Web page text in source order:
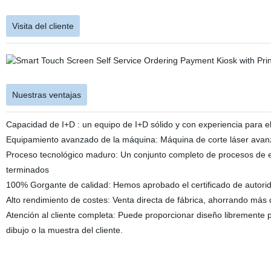
Visita del cliente
Nuestras ventajas
Capacidad de I+D : un equipo de I+D sólido y con experiencia para
Equipamiento avanzado de la máquina: Máquina de corte láser
Proceso tecnológico maduro: Un conjunto completo de procesos
terminados
100% Gorgante de calidad: Hemos aprobado el certificado de
Alto rendimiento de costes: Venta directa de fábrica, ahorrando más
Atención al cliente completa: Puede proporcionar diseño
dibujo o la muestra del cliente.